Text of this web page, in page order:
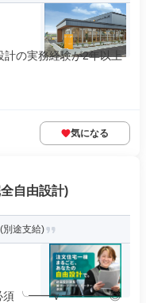
計の実務経験が2年以上
気になる
自由設計)
途支給)
須 ╰━━ｖ━━━╯ ◎